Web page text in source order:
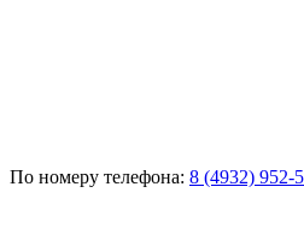
По номеру телефона: 8 (4932) 952-